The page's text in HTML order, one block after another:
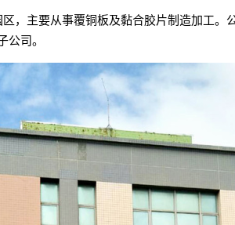
，主要从事覆铜板及黏合胶片制造加工
公司。